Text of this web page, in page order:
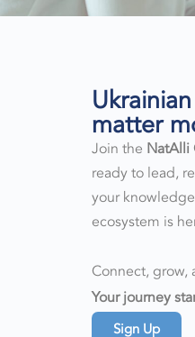
matter
Join the NatAlli
ready to lead,
your
ecosystem is
Connect, grow,
Your journey
Sign Up